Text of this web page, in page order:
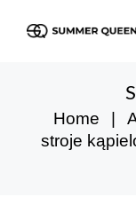
Home
stroje